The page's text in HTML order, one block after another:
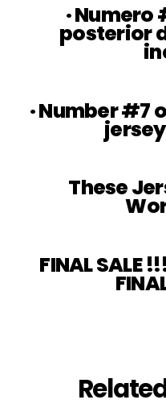
·
posterior
· Number #7
These
FINAL SALE